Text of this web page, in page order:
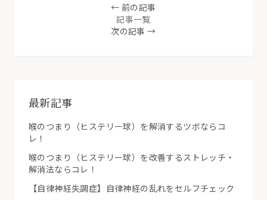
← 前の記事
記事一覧
次の記事 →
最新記事
喉のつまり（ヒステリー球）を解消するツボならコ
レ！
喉のつまり（ヒステリー球）を改善するストレッチ・
解消法ならコレ！
【自律神経失調症】自律神経の乱れをセルフチェック